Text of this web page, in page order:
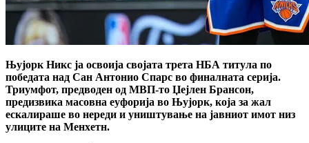
Њујорк Никс ја освоија својата трета НБА титула по
победата над Сан Антонио Спарс во финалната серија.
Триумфот, предводен од МВП-то Џејлен Брансон,
предизвика масовна еуфорија во Њујорк, која за жал
ескалираше во нереди и уништување на јавниот имот низ
улиците на Менхетн.